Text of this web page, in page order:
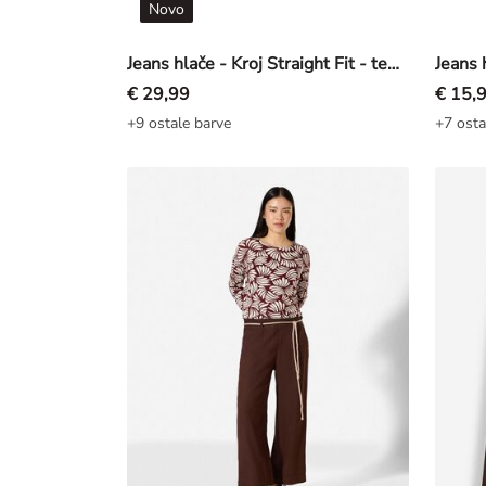
Jeans hlače - Kroj Straight Fit - temno modra
Novo
€ 29,99
+9 ostale barve
Jeans
€
+7